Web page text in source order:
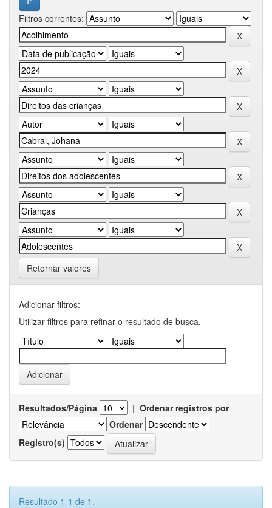
Filtros correntes:
Retornar valores
Adicionar filtros:
Utilizar filtros para refinar o resultado de busca.
Resultados/Página | Ordenar registros por
Ordenar
Registro(s)
Resultado 1-1 de 1.